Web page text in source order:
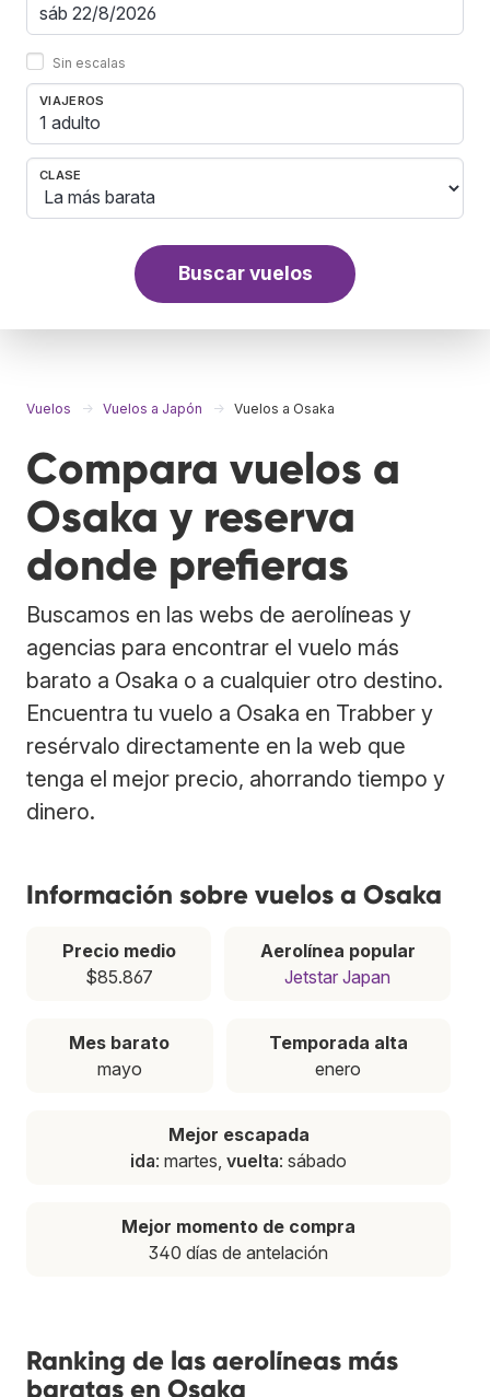
Sin escalas
VIAJEROS
1 adulto
CLASE
Buscar vuelos
Vuelos Vuelos a Japón Vuelos a Osaka
Compara vuelos a
Osaka y reserva
donde prefieras
Buscamos en las webs de aerolíneas y
agencias para encontrar el vuelo más
barato a Osaka o a cualquier otro destino.
Encuentra tu vuelo a Osaka en Trabber y
resérvalo directamente en la web que
tenga el mejor precio, ahorrando tiempo y
dinero.
Información sobre vuelos a Osaka
Precio medio
$85.867
Aerolínea popular
Jetstar Japan
Mes barato
mayo
Temporada alta
enero
Mejor escapada
ida: martes, vuelta: sábado
Mejor momento de compra
340 días de antelación
Ranking de las aerolíneas más
baratas en Osaka